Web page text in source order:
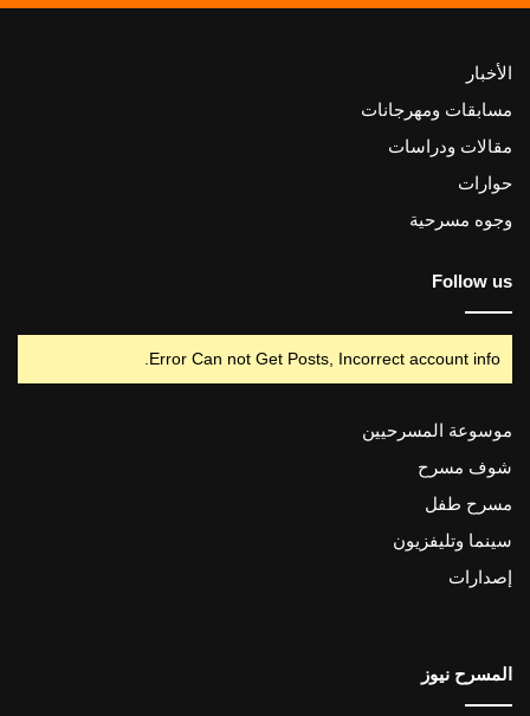
الأخبار
مسابقات ومهرجانات
مقالات ودراسات
حوارات
وجوه مسرحية
Follow us
Error Can not Get Posts, Incorrect account info.
موسوعة المسرحيين
شوف مسرح
مسرح طفل
سينما وتليفزيون
إصدارات
المسرح نيوز